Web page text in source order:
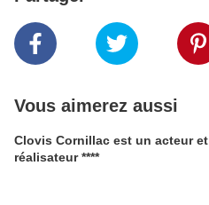
Vous aimerez aussi
Clovis Cornillac est un acteur et
réalisateur ****